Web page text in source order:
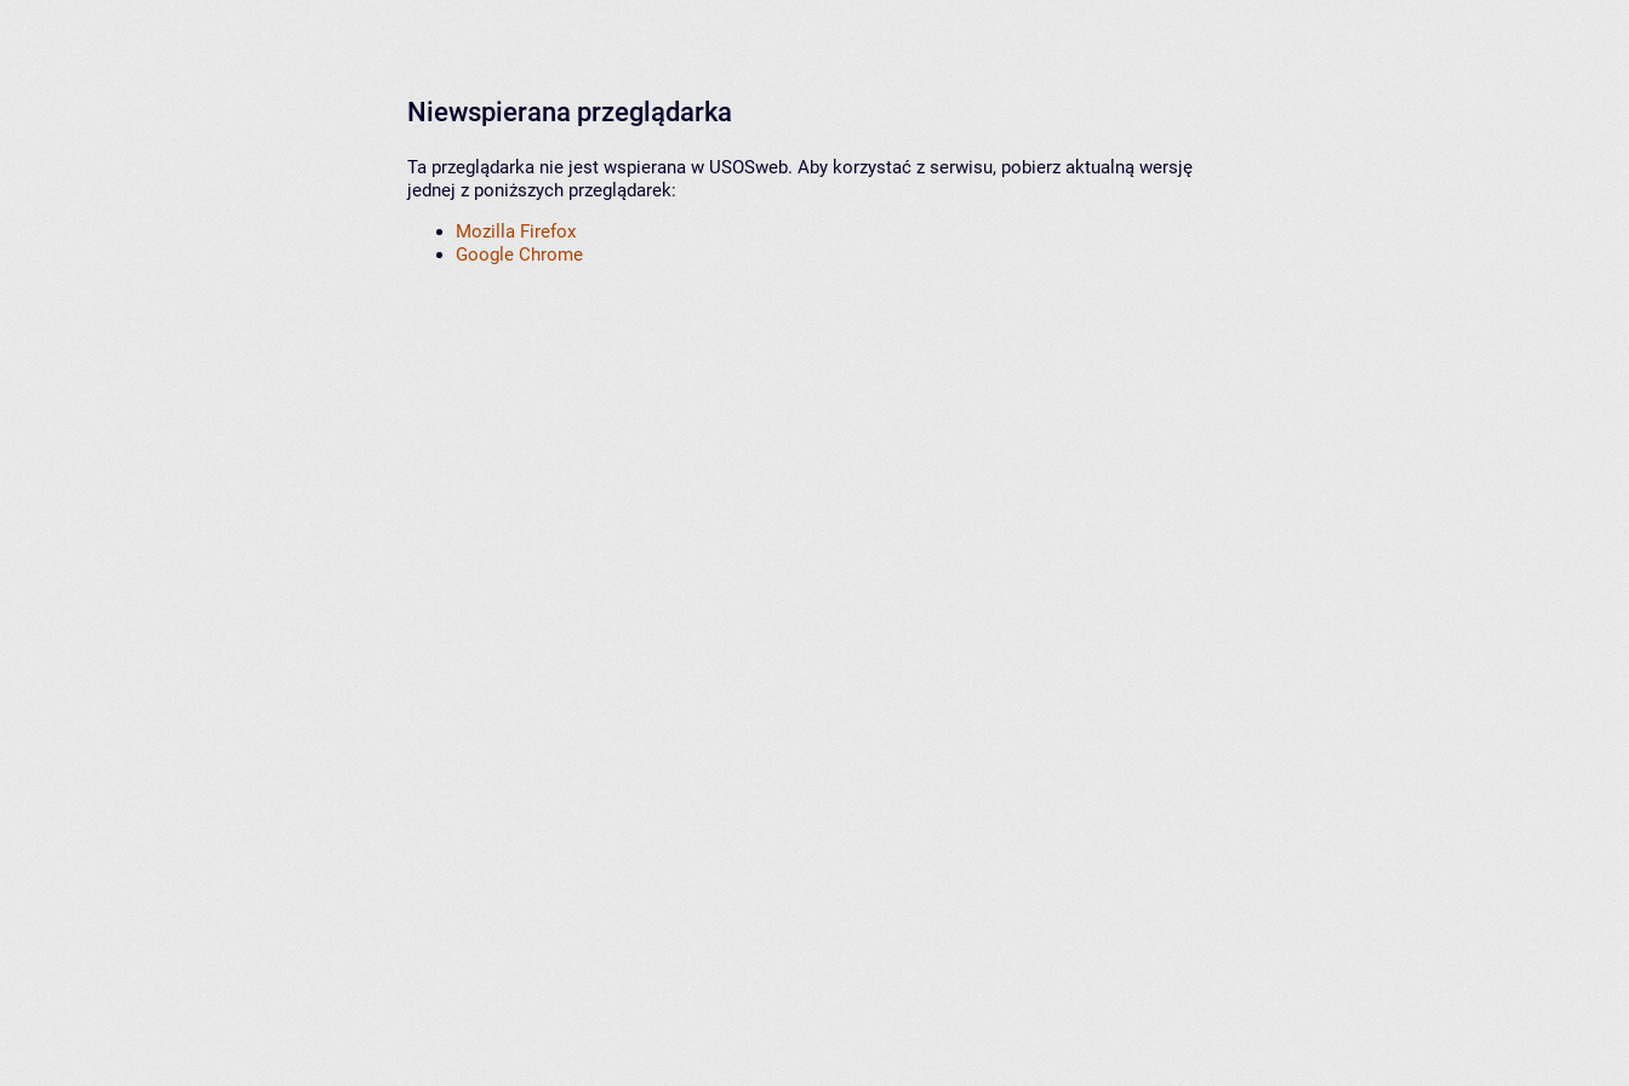
Niewspierana przeglądarka
Ta przeglądarka nie jest wspierana w USOSweb. Aby korzystać z serwisu, pobierz aktualną wersję
jednej z poniższych przeglądarek:
Mozilla Firefox
Google Chrome